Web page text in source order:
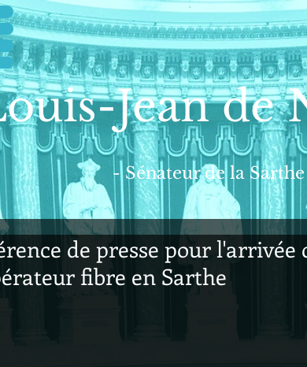
Jean de
- Sénateur de la
de presse pour l'arrivée
fibre en Sarthe